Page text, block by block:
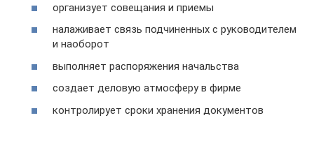
организует совещания и приемы
налаживает связь подчиненных с руководителем
и наоборот
выполняет распоряжения начальства
создает деловую атмосферу в фирме
контролирует сроки хранения документов